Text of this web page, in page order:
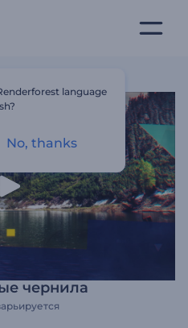
чернила
language
No, thanks